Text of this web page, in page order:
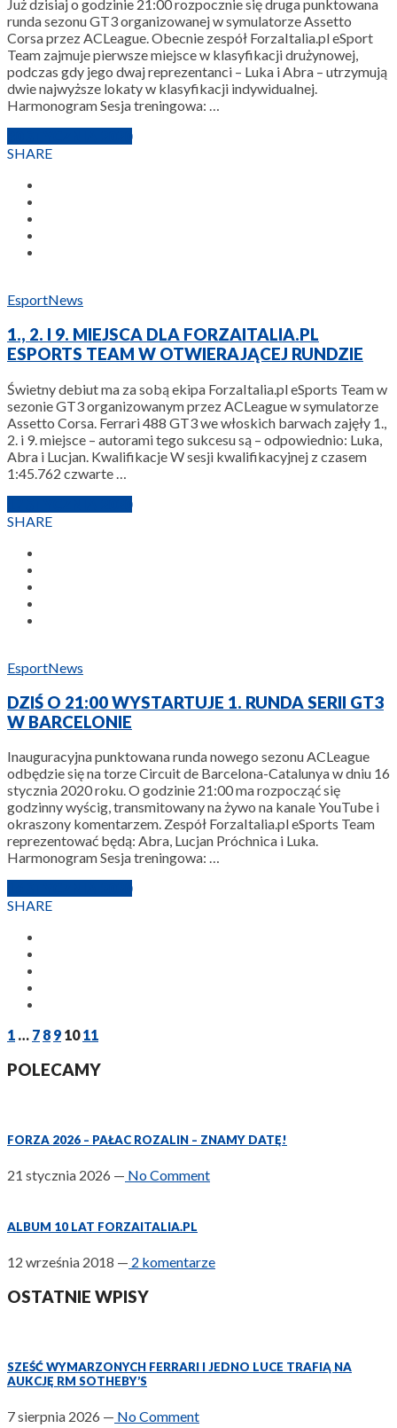
Już dzisiaj o godzinie 21:00 rozpocznie się druga punktowana
runda sezonu GT3 organizowanej w symulatorze Assetto
Corsa przez ACLeague. Obecnie zespół ForzaItalia.pl eSport
Team zajmuje pierwsze miejsce w klasyfikacji drużynowej,
podczas gdy jego dwaj reprezentanci – Luka i Abra – utrzymują
dwie najwyższe lokaty w klasyfikacji indywidualnej.
Harmonogram Sesja treningowa: …
SHARE
EsportNews
1., 2. I 9. MIEJSCA DLA FORZAITALIA.PL
ESPORTS TEAM W OTWIERAJĄCEJ RUNDZIE
Świetny debiut ma za sobą ekipa ForzaItalia.pl eSports Team w
sezonie GT3 organizowanym przez ACLeague w symulatorze
Assetto Corsa. Ferrari 488 GT3 we włoskich barwach zajęły 1.,
2. i 9. miejsce – autorami tego sukcesu są – odpowiednio: Luka,
Abra i Lucjan. Kwalifikacje W sesji kwalifikacyjnej z czasem
1:45.762 czwarte …
SHARE
EsportNews
DZIŚ O 21:00 WYSTARTUJE 1. RUNDA SERII GT3
W BARCELONIE
Inauguracyjna punktowana runda nowego sezonu ACLeague
odbędzie się na torze Circuit de Barcelona-Catalunya w dniu 16
stycznia 2020 roku. O godzinie 21:00 ma rozpocząć się
godzinny wyścig, transmitowany na żywo na kanale YouTube i
okraszony komentarzem. Zespół ForzaItalia.pl eSports Team
reprezentować będą: Abra, Lucjan Próchnica i Luka.
Harmonogram Sesja treningowa: …
SHARE
1 … 7 8 9 10 11
POLECAMY
FORZA 2026 – PAŁAC ROZALIN – ZNAMY DATĘ!
21 stycznia 2026 — No Comment
ALBUM 10 LAT FORZAITALIA.PL
12 września 2018 — 2 komentarze
OSTATNIE WPISY
SZEŚĆ WYMARZONYCH FERRARI I JEDNO LUCE TRAFIĄ NA
AUKCJĘ RM SOTHEBY’S
7 sierpnia 2026 — No Comment